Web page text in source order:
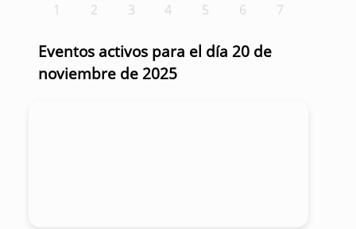
1 2 3 4 5 6 7
Eventos activos para el día 20 de
noviembre de 2025